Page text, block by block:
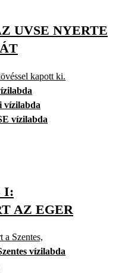
UVSE NYERTE
kapott ki.
vízilabda
vízilabda
I:
AZ EGER
a Szentes,
vízilabda